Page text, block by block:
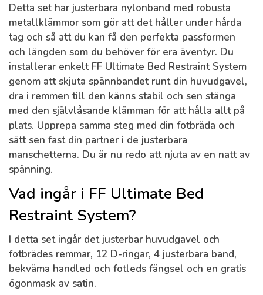
Detta set har justerbara nylonband med robusta
metallklämmor som gör att det håller under hårda
tag och så att du kan få den perfekta passformen
och längden som du behöver för era äventyr. Du
installerar enkelt FF Ultimate Bed Restraint System
genom att skjuta spännbandet runt din huvudgavel,
dra i remmen till den känns stabil och sen stänga
med den självlåsande klämman för att hålla allt på
plats. Upprepa samma steg med din fotbräda och
sätt sen fast din partner i de justerbara
manschetterna. Du är nu redo att njuta av en natt av
spänning.
Vad ingår i FF Ultimate Bed
Restraint System?
I detta set ingår det justerbar huvudgavel och
fotbrädes remmar, 12 D-ringar, 4 justerbara band,
bekväma handled och fotleds fängsel och en gratis
ögonmask av satin.